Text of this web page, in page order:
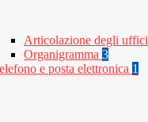
Articolazione degli uffici
Organigramma 3
e posta elettronica 1